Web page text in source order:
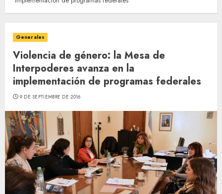
Generales
Violencia de género: la Mesa de
Interpoderes avanza en la
implementación de programas federales
9 DE SEPTIEMBRE DE 2016